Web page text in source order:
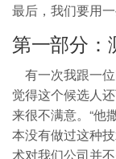
最后，我们要用
第一部分：
有一次我跟一
觉得这个候选人
来很不满意。“他
本没有做过这种
术对我们公司并